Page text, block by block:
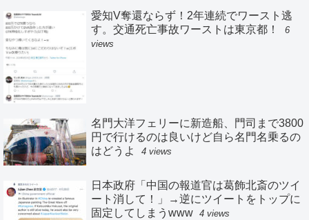
愛知V奪還ならず！2年連続でワースト逃
す。交通死亡事故ワーストは東京都！
6
views
名門大洋フェリーに新造船、門司まで3800
円で行けるのは良いけど自ら名門名乗るの
はどうよ
4 views
日本政府「中国の報道官は葛飾北斎のツイ
ート消して！」→逆にツイートをトップに
固定してしまうwww 4 views